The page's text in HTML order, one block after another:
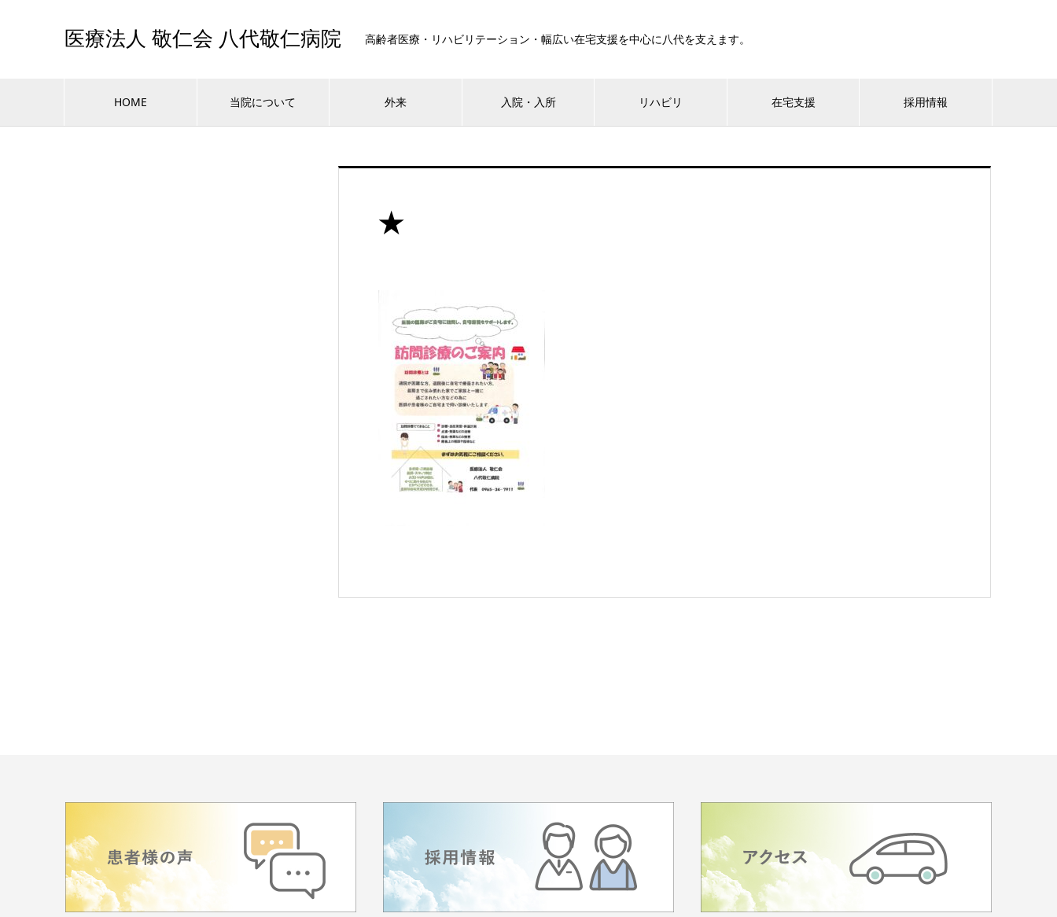
医療法人 敬仁会 八代敬仁病院 高齢者医療・リハビリテーション・幅広い在宅支援を中心に八代を支えます。
HOME 当院について 外来 入院・入所 リハビリ 在宅支援 採用情報
★